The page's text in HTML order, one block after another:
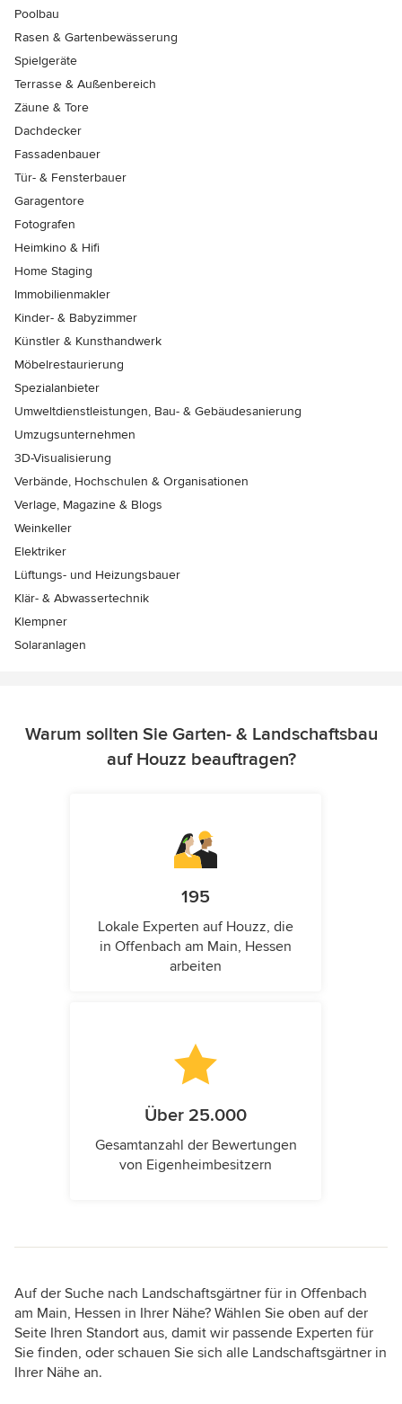
Poolbau
Rasen & Gartenbewässerung
Spielgeräte
Terrasse & Außenbereich
Zäune & Tore
Dachdecker
Fassadenbauer
Tür- & Fensterbauer
Garagentore
Fotografen
Heimkino & Hifi
Home Staging
Immobilienmakler
Kinder- & Babyzimmer
Künstler & Kunsthandwerk
Möbelrestaurierung
Spezialanbieter
Umweltdienstleistungen, Bau- & Gebäudesanierung
Umzugsunternehmen
3D-Visualisierung
Verbände, Hochschulen & Organisationen
Verlage, Magazine & Blogs
Weinkeller
Elektriker
Lüftungs- und Heizungsbauer
Klär- & Abwassertechnik
Klempner
Solaranlagen
Warum sollten Sie Garten- & Landschaftsbau
auf Houzz beauftragen?
195
Lokale Experten auf Houzz, die
in Offenbach am Main, Hessen
arbeiten
Über 25.000
Gesamtanzahl der Bewertungen
von Eigenheimbesitzern
Auf der Suche nach Landschaftsgärtner für in Offenbach
am Main, Hessen in Ihrer Nähe? Wählen Sie oben auf der
Seite Ihren Standort aus, damit wir passende Experten für
Sie finden, oder schauen Sie sich alle Landschaftsgärtner in
Ihrer Nähe an.